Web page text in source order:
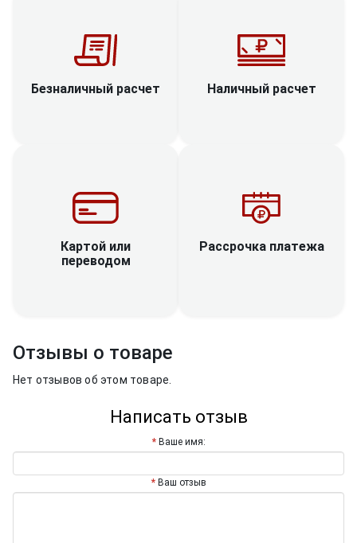
Безналичный расчет Наличный расчет
Картой или
переводом
Рассрочка платежа
Отзывы о товаре
Нет отзывов об этом товаре.
Написать отзыв
Ваше имя:
Ваш отзыв